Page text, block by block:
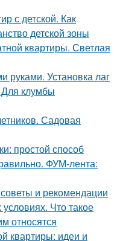
с детской. Как
детской зоны
квартиры. Светлая
руками. Установка лаг
Для клумбы
Садовая
простой способ
ФУМ-лента:
и рекомендации
Что такое
относятся
квартиры: идеи и